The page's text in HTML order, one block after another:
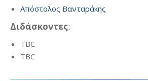
Απόστολος Βανταράκης
Διδάσκοντες:
TBC
TBC